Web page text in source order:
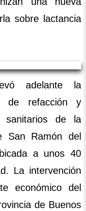
sobre lactancia
adelante la
de refacción y
sanitarios de la
San Ramón del
a unos 40
La intervención
económico del
de Buenos